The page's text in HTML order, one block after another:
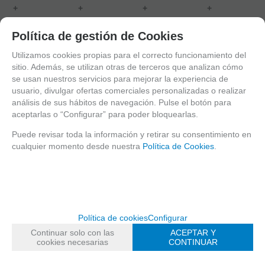
+
AÑADIR A
+
AÑADIR A
+
AÑADIR A
+
Política de gestión de Cookies
Utilizamos cookies propias para el correcto funcionamiento del
sitio. Además, se utilizan otras de terceros que analizan cómo
se usan nuestros servicios para mejorar la experiencia de
usuario, divulgar ofertas comerciales personalizadas o realizar
análisis de sus hábitos de navegación. Pulse el botón para
aceptarlas o “Configurar” para poder bloquearlas.
Puede revisar toda la información y retirar su consentimiento en
cualquier momento desde nuestra Política de Cookies
Política de cookiesConfigurar
Continuar solo con las
cookies necesarias
ACEPTAR Y
CONTINUAR